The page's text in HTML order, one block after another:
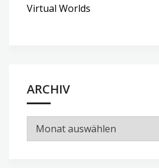
Virtual Worlds
ARCHIV
Archiv